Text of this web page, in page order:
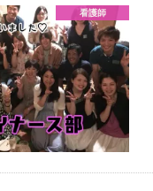
看護師